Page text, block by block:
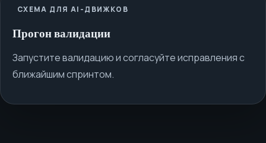
СХЕМА ДЛЯ AI-ДВИЖКОВ
Прогон валидации
Запустите валидацию и согласуйте исправления с
ближайшим спринтом.